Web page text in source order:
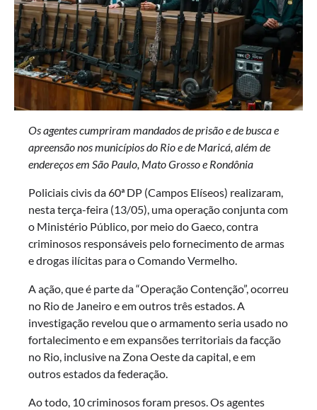
Os agentes cumpriram mandados de prisão e de busca e
apreensão nos municípios do Rio e de Maricá, além de
endereços em São Paulo, Mato Grosso e Rondônia
Policiais civis da 60ª DP (Campos Elíseos) realizaram,
nesta terça-feira (13/05), uma operação conjunta com
o Ministério Público, por meio do Gaeco, contra
criminosos responsáveis pelo fornecimento de armas
e drogas ilícitas para o Comando Vermelho.
A ação, que é parte da “Operação Contenção”, ocorreu
no Rio de Janeiro e em outros três estados. A
investigação revelou que o armamento seria usado no
fortalecimento e em expansões territoriais da facção
no Rio, inclusive na Zona Oeste da capital, e em
outros estados da federação.
Ao todo, 10 criminosos foram presos. Os agentes